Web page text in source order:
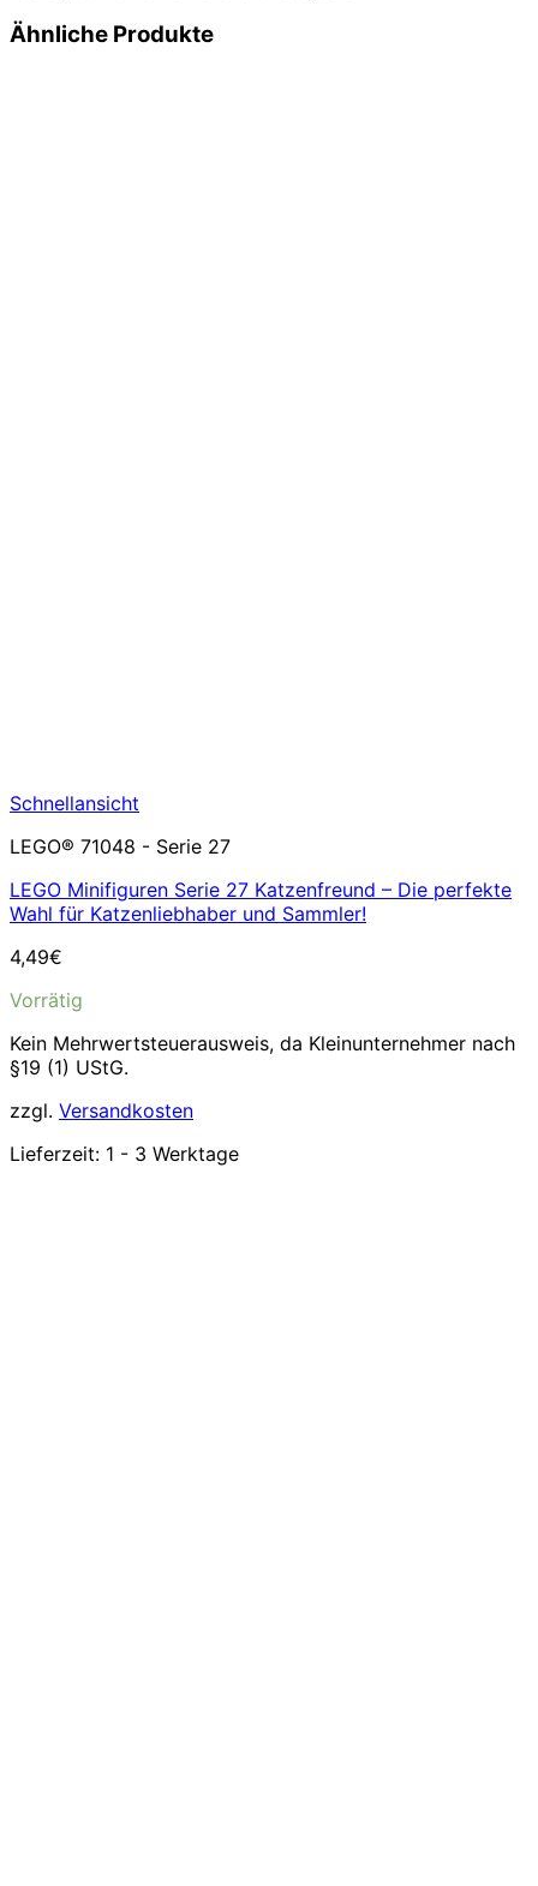
Ähnliche Produkte
Schnellansicht
LEGO® 71048 - Serie 27
LEGO Minifiguren Serie 27 Katzenfreund – Die perfekte
Wahl für Katzenliebhaber und Sammler!
4,49€
Vorrätig
Kein Mehrwertsteuerausweis, da Kleinunternehmer nach
§19 (1) UStG.
zzgl. Versandkosten
Lieferzeit: 1 - 3 Werktage